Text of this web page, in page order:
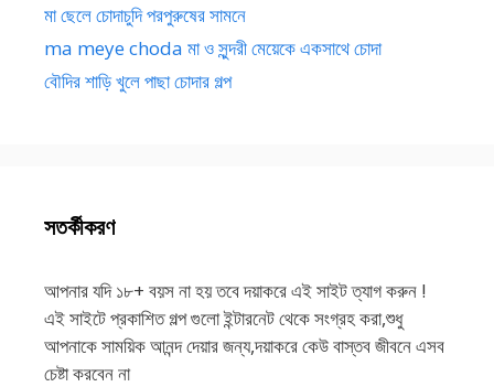
মা ছেলে চোদাচুদি পরপুরুষের সামনে
ma meye choda মা ও সুন্দরী মেয়েকে একসাথে চোদা
বৌদির শাড়ি খুলে পাছা চোদার গল্প
সতর্কীকরণ
আপনার যদি ১৮+ বয়স না হয় তবে দয়াকরে এই সাইট ত্যাগ করুন !
এই সাইটে প্রকাশিত গল্প গুলো ইন্টারনেট থেকে সংগ্রহ করা,শুধু
আপনাকে সাময়িক আনন্দ দেয়ার জন্য,দয়াকরে কেউ বাস্তব জীবনে এসব
চেষ্টা করবেন না